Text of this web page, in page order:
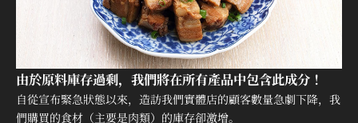
由於原料庫存過剩，我們將在所有產品中包含此成分！
自從宣布緊急狀態以來，造訪我們實體店的顧客數量急劇下降，我
們購買的食材（主要是肉類）的庫存卻激增。